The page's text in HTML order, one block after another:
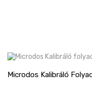
Microdos Kalibráló